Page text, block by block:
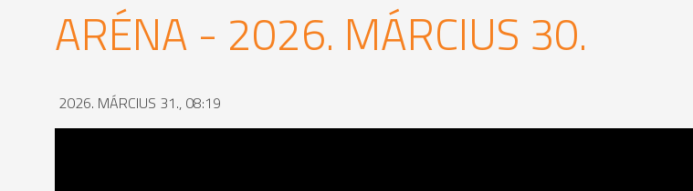
ARÉNA - 2026. MÁRCIUS 30.
2026. MÁRCIUS 31., 08:19